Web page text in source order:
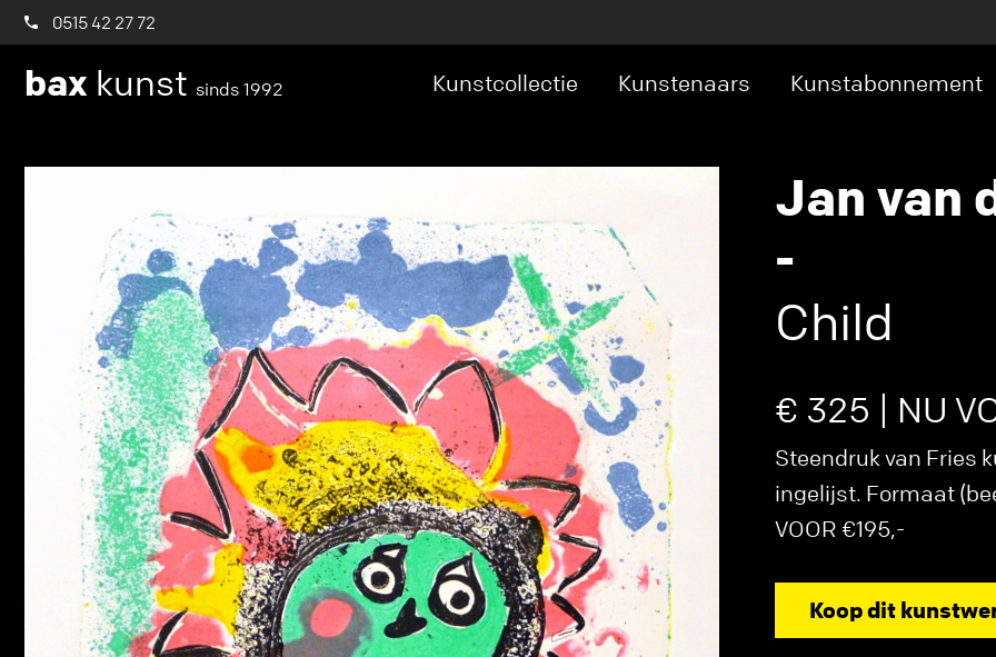
0515 42 27 72
bax kunst sinds 1992 Kunstcollectie Kunstenaars Kunstabonnement
Jan van
-
Child
€ 325 | NU
Steendruk van Fries
ingelijst. Formaat
VOOR €195,-
Koop dit